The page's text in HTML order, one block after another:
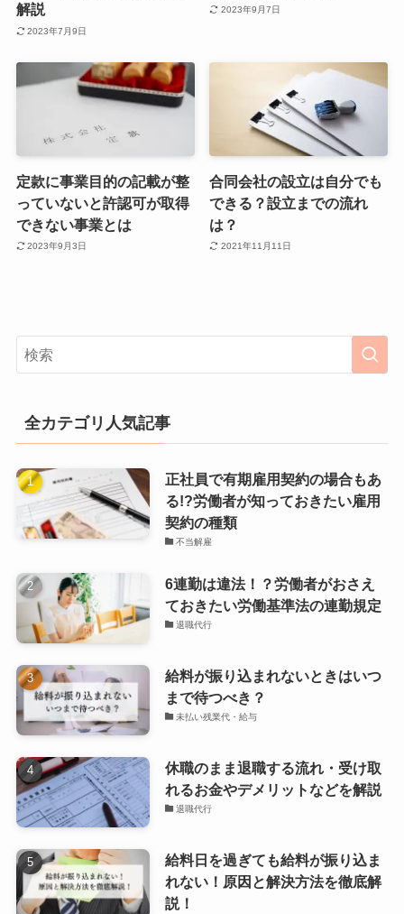
解説
2023年7月9日
2023年9月7日
定款に事業目的の記載が整
っていないと許認可が取得
できない事業とは
2023年9月3日
合同会社の設立は自分でも
できる？設立までの流れ
は？
2021年11月11日
全カテゴリ人気記事
正社員で有期雇用契約の場合もあ
る!?労働者が知っておきたい雇用
契約の種類
不当解雇
6連勤は違法！？労働者がおさえ
ておきたい労働基準法の連勤規定
退職代行
給料が振り込まれないときはいつ
まで待つべき？
未払い残業代・給与
休職のまま退職する流れ・受け取
れるお金やデメリットなどを解説
退職代行
給料日を過ぎても給料が振り込ま
れない！原因と解決方法を徹底解
説！